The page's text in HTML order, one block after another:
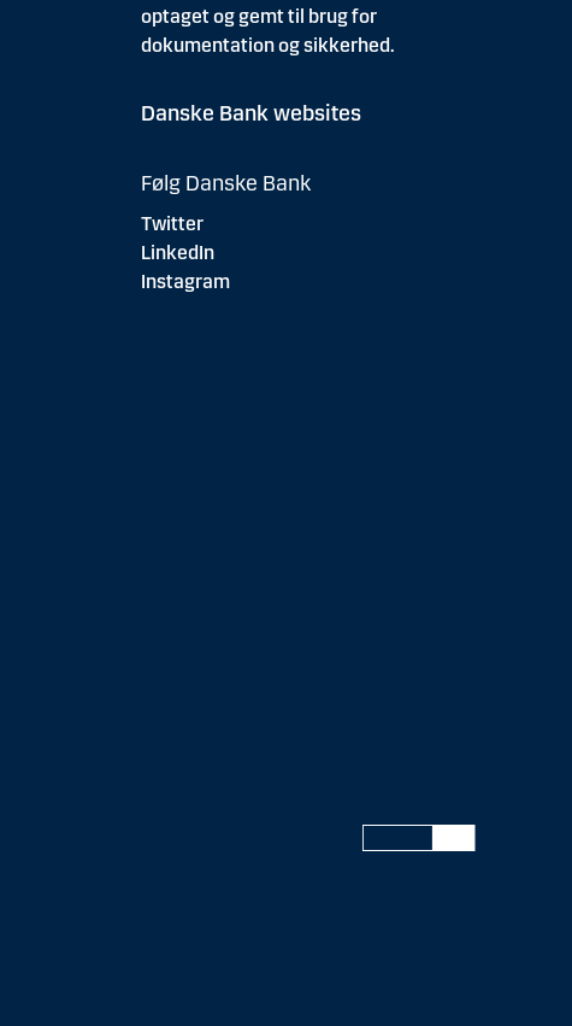
optaget og gemt til brug for
dokumentation og sikkerhed.
Danske Bank websites
Følg Danske Bank
Twitter
LinkedIn
Instagram